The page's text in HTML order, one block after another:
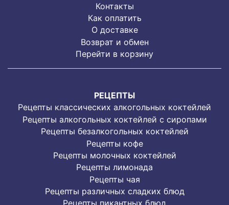
Контакты
Как оплатить
О доставке
Возврат и обмен
Перейти в корзину
РЕЦЕПТЫ
Рецепты классических алкогольных коктейлей
Рецепты алкогольных коктейлей с сиропами
Рецепты безалкогольных коктейлей
Рецепты кофе
Рецепты молочных коктейлей
Рецепты лимонада
Рецепты чая
Рецепты различных сладких блюд